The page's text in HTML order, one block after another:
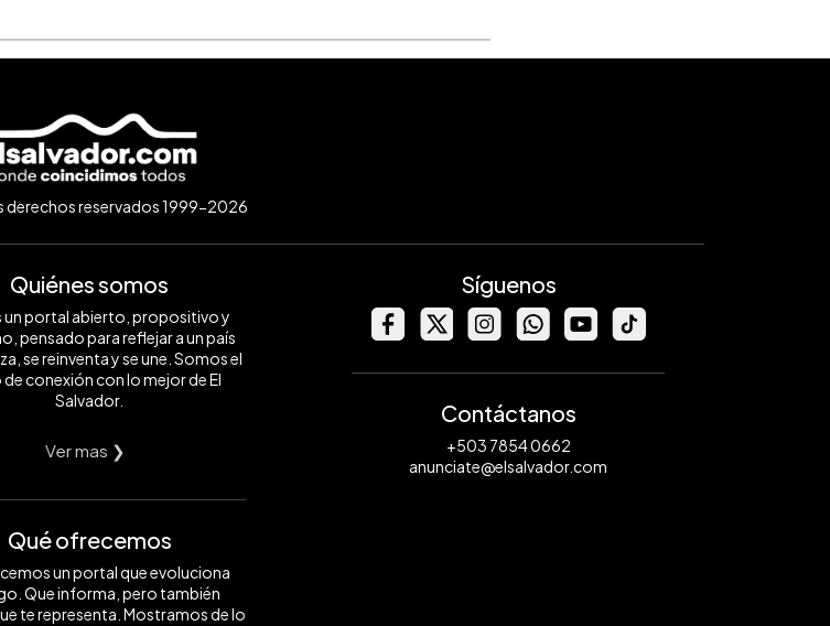
derechos reservados 1999-2026
Quiénes somos
un portal abierto, propositivo y
pensado para reflejar a un país
se reinventa y se une. Somos el
conexión con lo mejor de El
Salvador.
Ver mas ❯
Qué ofrecemos
un portal que evoluciona
Que informa, pero también
te representa. Mostramos de lo
Síguenos
Contáctanos
+503 7854 0662
anunciate@elsalvador.com